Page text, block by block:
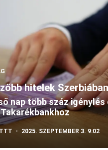
hitelek Szerbiában
nap több száz
TTT 2025. SZEPTEMBER 3. 9:02